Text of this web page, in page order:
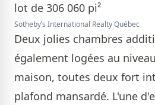
Sotheby’s International Realty Québec
Deux jolies chambres
également logées au
maison, toutes deux fort
plafond mansardé. L'une